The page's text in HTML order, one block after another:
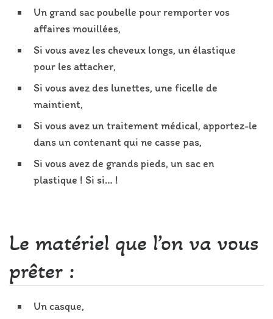
Un grand sac poubelle pour remporter vos
affaires mouillées,
Si vous avez les cheveux longs, un élastique
pour les attacher,
Si vous avez des lunettes, une ficelle de
maintient,
Si vous avez un traitement médical, apportez-le
dans un contenant qui ne casse pas,
Si vous avez de grands pieds, un sac en
plastique ! Si si… !
Le matériel que l’on va vous
prêter :
Un casque,